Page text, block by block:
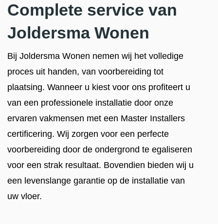
Complete service van
Joldersma Wonen
Bij Joldersma Wonen nemen wij het volledige
proces uit handen, van voorbereiding tot
plaatsing. Wanneer u kiest voor ons profiteert u
van een professionele installatie door onze
ervaren vakmensen met een Master Installers
certificering. Wij zorgen voor een perfecte
voorbereiding door de ondergrond te egaliseren
voor een strak resultaat. Bovendien bieden wij u
een levenslange garantie op de installatie van
uw vloer.